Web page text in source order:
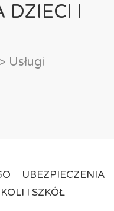
I
Usługi
UBEZPIECZENIA
I SZKÓŁ